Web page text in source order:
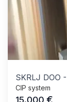
SKRLJ DOO -
CIP system
15.000 €